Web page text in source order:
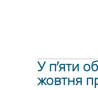
У п’яти
жовтня